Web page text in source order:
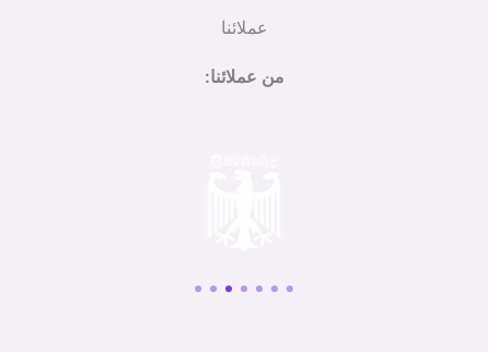
عملائنا
من عملائنا: